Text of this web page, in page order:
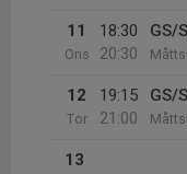
11
Ons
18:30
20:30
GS/
12
Tor
19:15
21:00
GS/
13